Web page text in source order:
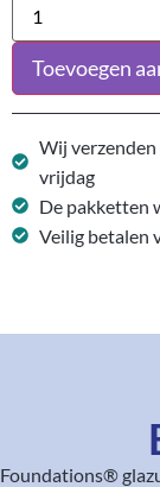
Toevoegen
Wij verzenden
vrijdag
De pakketten
Veilig betalen
Foundations®